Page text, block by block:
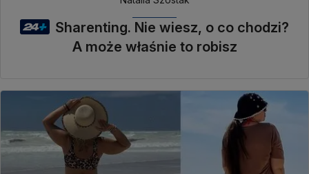
Sharenting. Nie wiesz, o co chodzi?
A może właśnie to robisz